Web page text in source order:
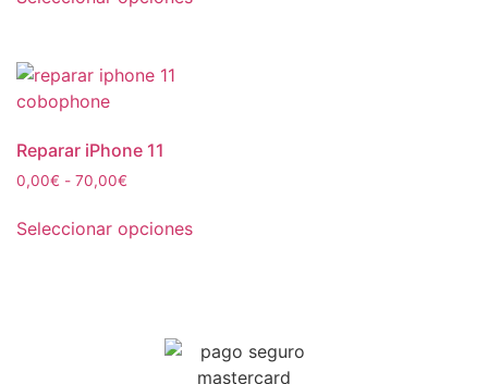
Reparar iPhone 11
0,00€ - 70,00€
Seleccionar opciones